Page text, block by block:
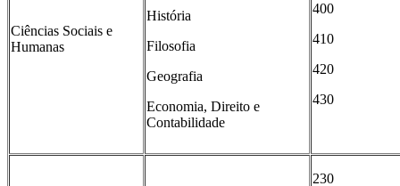
Ciências Sociais e
Humanas
História
Filosofia
Geografia
Economia, Direito e
Contabilidade
400
410
420
430
230